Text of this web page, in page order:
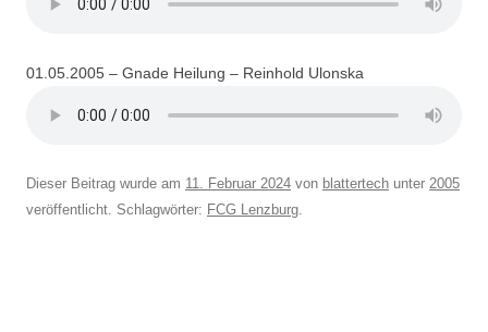
01.05.2005 – Gnade Heilung – Reinhold Ulonska
Dieser Beitrag wurde am 11. Februar 2024 von blattertech unter 2005
veröffentlicht. Schlagwörter: FCG Lenzburg